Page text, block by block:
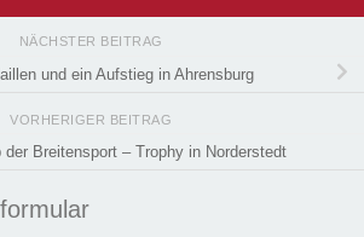
NÄCHSTER BEITRAG
und ein Aufstieg in Ahrensburg
VORHERIGER BEITRAG
der Breitensport – Trophy in Norderstedt